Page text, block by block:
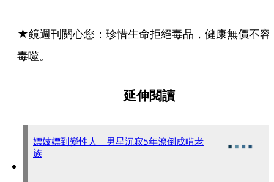
★鏡週刊關心您：珍惜生命拒絕毒品，健康無價不容
毒噬。
延伸閱讀
嫖妓嫖到變性人 男星沉寂5年潦倒成啃老
族